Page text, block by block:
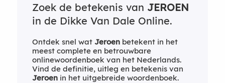
Zoek de betekenis van JEROEN
in de Dikke Van Dale Online.
Ontdek snel wat Jeroenbetekent in het
meest complete en betrouwbare
onlinewoordenboek van het Nederlands.
Vind de definitie, uitleg en betekenis van
Jeroenin het uitgebreide woordenboek.